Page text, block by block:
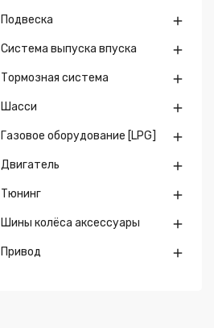
Подвеска 
Система выпуска впуска 
Тормозная система 
Шасси 
Газовое оборудование [LPG] 
Двигатель 
Тюнинг 
Шины колёса аксессуары 
Привод 